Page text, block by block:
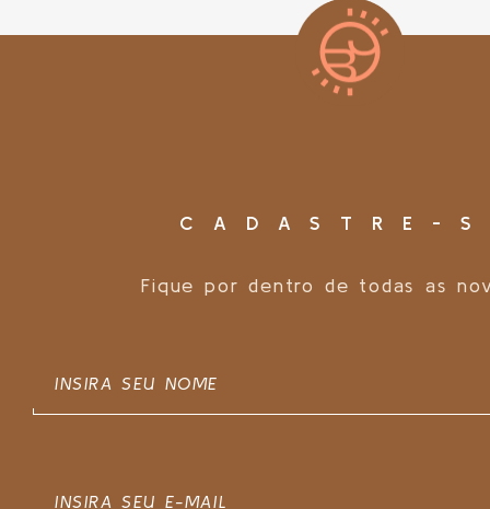
CADASTRE-
Fique por dentro de todas as